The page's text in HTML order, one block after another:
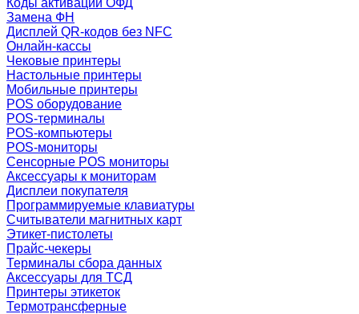
Коды активации ОФД
Замена ФН
Дисплей QR-кодов без NFC
Онлайн-кассы
Чековые принтеры
Настольные принтеры
Мобильные принтеры
POS оборудование
POS-терминалы
POS-компьютеры
POS-мониторы
Сенсорные POS мониторы
Аксессуары к мониторам
Дисплеи покупателя
Программируемые клавиатуры
Считыватели магнитных карт
Этикет-пистолеты
Прайс-чекеры
Терминалы сбора данных
Аксессуары для ТСД
Принтеры этикеток
Термотрансферные